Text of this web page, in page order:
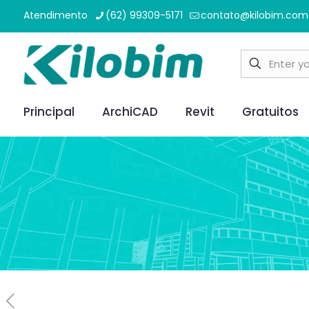
Atendimento (62) 99309-5171
Principal ArchiCAD Revit Gratuitos